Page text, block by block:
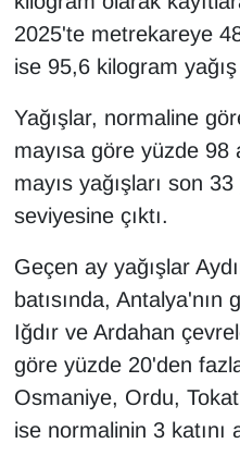
2025'te metrekareye
ise 95,6 kilogram
Yağışlar, normaline
mayısa göre yüzde 98
mayıs yağışları son
seviyesine çıktı.
Geçen ay yağışlar
batısında, Antalya'nın
Iğdır ve Ardahan
göre yüzde 20'den
Osmaniye, Ordu,
ise normalinin 3 katını
MAGAZİN
ONE EKONOMİ
POLİTİKA
Resmi İlanlar
RÖPORTAJ
SAĞLIK
Seri İlan